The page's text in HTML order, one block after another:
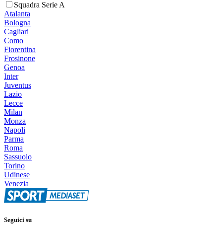
Squadra Serie A
Atalanta
Bologna
Cagliari
Como
Fiorentina
Frosinone
Genoa
Inter
Juventus
Lazio
Lecce
Milan
Monza
Napoli
Parma
Roma
Sassuolo
Torino
Udinese
Venezia
Seguici su